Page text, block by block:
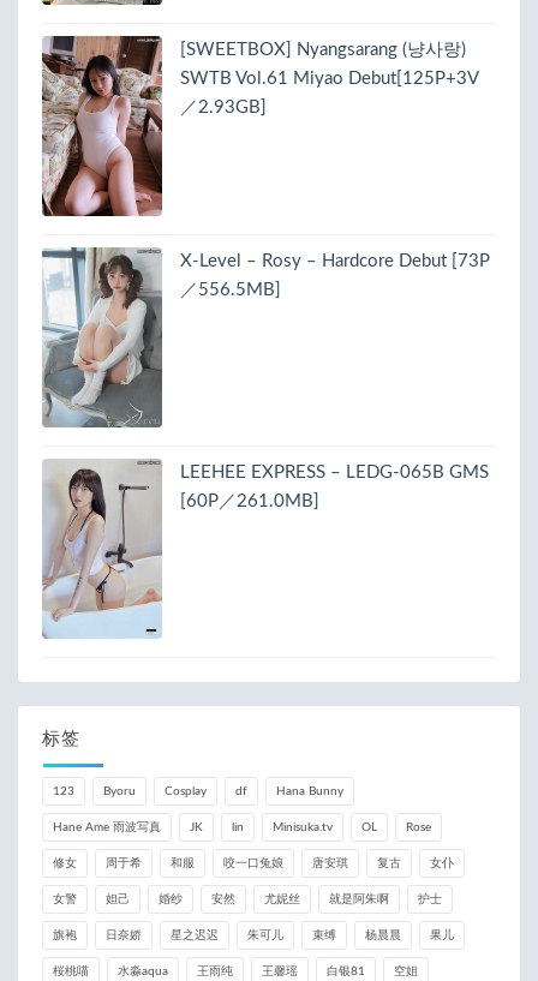
[SWEETBOX] Nyangsarang (냥사랑)
SWTB Vol.61 Miyao Debut[125P+3V
／2.93GB]
X-Level – Rosy – Hardcore Debut [73P
／556.5MB]
LEEHEE EXPRESS – LEDG-065B GMS
[60P／261.0MB]
标签
123 Byoru Cosplay df Hana Bunny
Hane Ame 雨波写真 JK lin Minisuka.tv OL Rose
修女 周于希 和服 咬一口兔娘 唐安琪 复古 女仆
女警 妲己 婚纱 安然 尤妮丝 就是阿朱啊 护士
旗袍 日奈娇 星之迟迟 朱可儿 束缚 杨晨晨 果儿
桜桃喵 水淼aqua 王雨纯 王馨瑶 白银81 空姐